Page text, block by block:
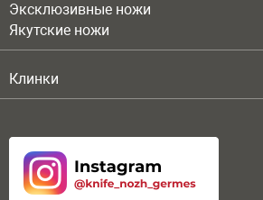
Эксклюзивные ножи
Якутские ножи
Клинки